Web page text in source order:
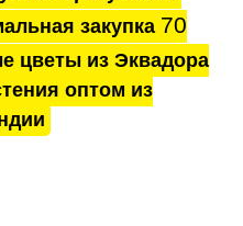
закупка 70
цветы из Эквадора
оптом из